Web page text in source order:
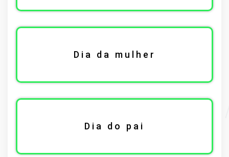
Dia da mulher
Dia do pai